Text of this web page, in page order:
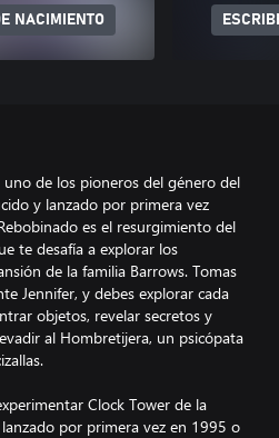
NACIMIENTO
de los pioneros del género del
y lanzado por primera vez
es el resurgimiento del
te desafía a explorar los
de la familia Barrows. Tomas
Jennifer, y debes explorar cada
objetos, revelar secretos y
al Hombretijera, un psicópata
Clock Tower de la
por primera vez en 1995 o